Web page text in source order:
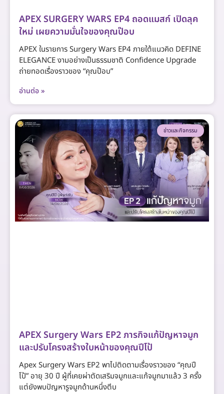
APEX SURGERY WARS EP4 ถอดแมสก์ เปิดลุค
ใหม่ เผยความมั่นใจของคุณป๊อบ
APEX ในรายการ Surgery Wars EP4 ภายใต้แนวคิด DEFINE
ELEGANCE งามอย่างเป็นธรรมชาติ Confidence Upgrade
ถ่ายทอดเรื่องราวของ “คุณป๊อบ”
อ่านต่อ »
ข่าวและกิจกรรม
APEX Surgery Wars EP2 ภารกิจแก้ปัญหาจมูก
และปรับโครงสร้างใบหน้าของคุณปีโป้
Apex Surgery Wars EP2 พาไปติดตามเรื่องราวของ “คุณปี
โป้” อายุ 30 ปี ผู้ที่เคยผ่าตัดเสริมจมูกและแก้จมูกมาแล้ว 3 ครั้ง
แต่ยังพบปัญหารูจมูกด้านหนึ่งตีบ